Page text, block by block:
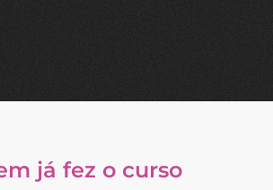
já fez o curso